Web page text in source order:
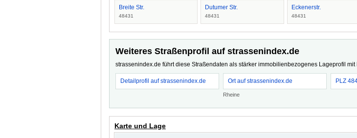
Breite Str.
48431
Dutumer Str.
48431
Eckenerstr.
48431
Weiteres Straßenprofil auf strassenindex.de
strassenindex.de führt diese Straßendaten als stärker immobilienbezogenes Lageprofil
Detailprofil auf strassenindex.de Ort auf strassenindex.de
Rheine
PLZ
Karte und Lage